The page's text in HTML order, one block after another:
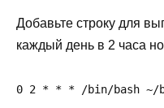
Добавьте строку для
каждый день в 2 часа
0 2 * * * /bin/bash ~/